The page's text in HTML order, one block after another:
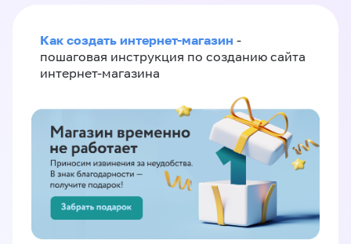
Как создать интернет-магазин -
пошаговая инструкция по созданию сайта
интернет-магазина